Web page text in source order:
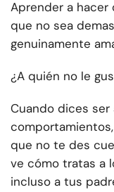
Aprender a
que no sea
genuinamente
¿A quién no le
Cuando dices ser
que no te des
ve cómo tratas a
incluso a tus